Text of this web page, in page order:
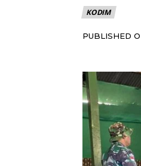
KODIM
PUBLISHED